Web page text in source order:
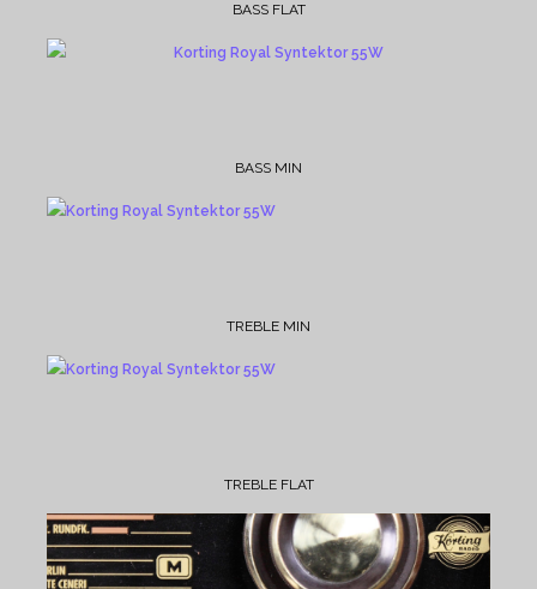
BASS FLAT
BASS MIN
TREBLE MIN
TREBLE FLAT